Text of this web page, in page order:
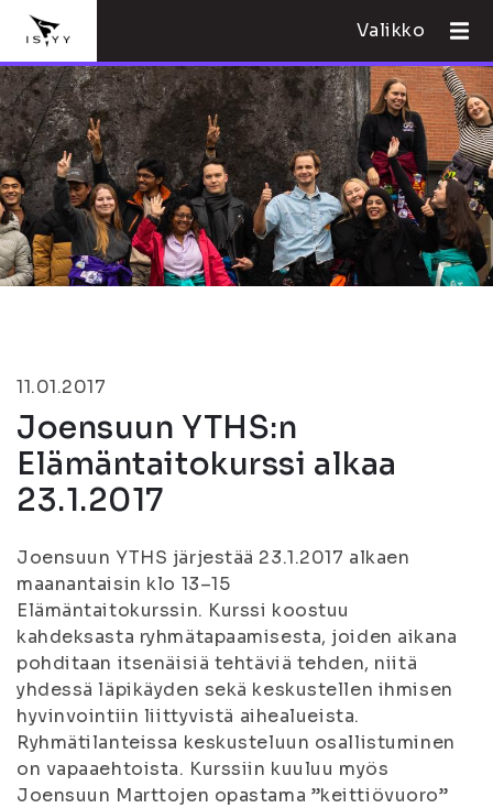
Valikko
11.01.2017
Joensuun YTHS:n
Elämäntaitokurssi alkaa
23.1.2017
Joensuun YTHS järjestää 23.1.2017 alkaen
maanantaisin klo 13–15
Elämäntaitokurssin. Kurssi koostuu
kahdeksasta ryhmätapaamisesta, joiden aikana
pohditaan itsenäisiä tehtäviä tehden, niitä
yhdessä läpikäyden sekä keskustellen ihmisen
hyvinvointiin liittyvistä aihealueista.
Ryhmätilanteissa keskusteluun osallistuminen
on vapaaehtoista. Kurssiin kuuluu myös
Joensuun Marttojen opastama ”keittiövuoro”